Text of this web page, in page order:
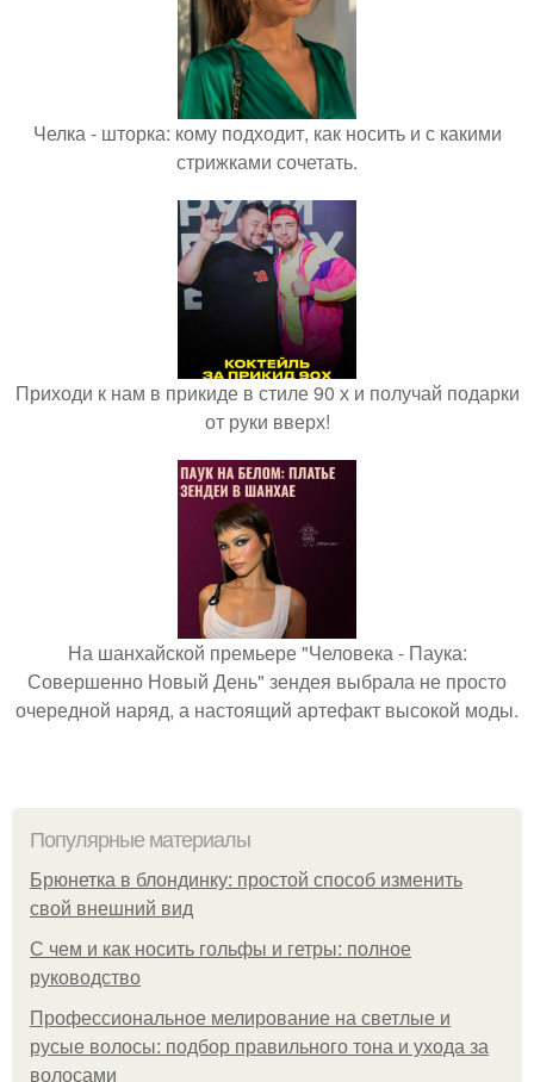
Челка - шторка: кому подходит, как носить и с какими
стрижками сочетать.
Приходи к нам в прикиде в стиле 90 х и получай подарки
от руки вверх!
На шанхайской премьере "Человека - Паука:
Совершенно Новый День" зендея выбрала не просто
очередной наряд, а настоящий артефакт высокой моды.
Популярные материалы
Брюнетка в блондинку: простой способ изменить
свой внешний вид
С чем и как носить гольфы и гетры: полное
руководство
Профессиональное мелирование на светлые и
русые волосы: подбор правильного тона и ухода за
волосами